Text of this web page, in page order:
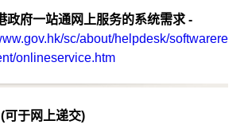
政府一站通网上服务的系统需求 -
sc/about/helpdesk/softwarere
onlineservice.htm
可于网上递交)